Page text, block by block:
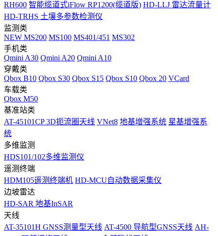
RH600 智能缆道式iFlow RP1200(缆道版) HD-LLJ 雷达流量计
HD-TRHS 土壤多参数检测仪
监测类
NEW MS200 MS100 MS401/451 MS302
手机类
Qmini A30 Qmini A20 Qmini A10
穿戴类
Qbox B10 Qbox S30 Qbox S15 Qbox S10 Qbox 20 VCard
车载类
Qbox M50
基准站类
AT-45101CP 3D扼流圈天线 VNet8 地基增强系统 星基增强系
统
多维监测
HDS101/102多维监测仪
遥测终端
HDM105遥测终端机 HD-MCU自动数据采集仪
边坡雷达
HD-SAR 地基InSAR
天线
AT-35101H GNSS测量型天线 AT-4500 导航型GNSS天线 AH-